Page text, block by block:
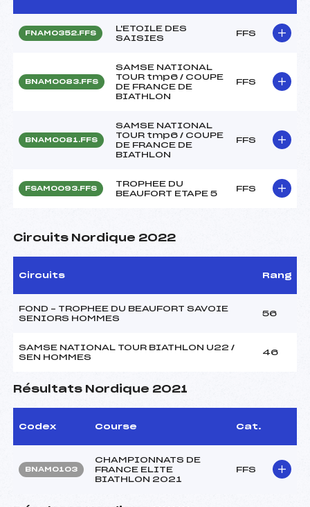
FNAM0352.FFS
L'ETOILE DES
SAISIES
FFS
BNAM0083.FFS
SAMSE NATIONAL
TOUR tmp6 / COUPE
DE FRANCE DE
BIATHLON
FFS
BNAM0081.FFS
SAMSE NATIONAL
TOUR tmp6 / COUPE
DE FRANCE DE
BIATHLON
FFS
FSAM0093.FFS
TROPHEE DU
BEAUFORT ETAPE 5
FFS
Circuits Nordique 2022
Circuits Rang
FOND – TROPHEE DU BEAUFORT SAVOIE
SENIORS HOMMES
56
SAMSE NATIONAL TOUR BIATHLON U22 /
SEN HOMMES
46
Résultats Nordique 2021
Codex Course Cat.
BNAM0103
CHAMPIONNATS DE
FRANCE ELITE
BIATHLON 2021
FFS